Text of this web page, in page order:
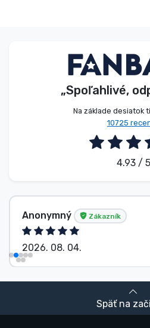
„Spoľahlivé,
Na základe desiatok
10725
4.93 / 5
Anonymný Zákazník
2026. 08. 04.
Späť na